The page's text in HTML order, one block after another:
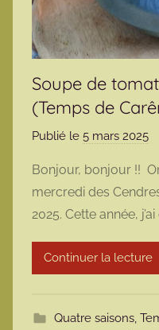
Soupe de
(Temps de
Publié le 5 mars 2025
r
m
a
r
m
t
Bonjour, bonjour !!
mercredi des
2025. Cette année,
Continuer la lecture
Quatre saisons,